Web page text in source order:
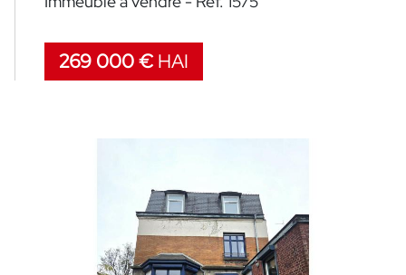
269 000 €HAI